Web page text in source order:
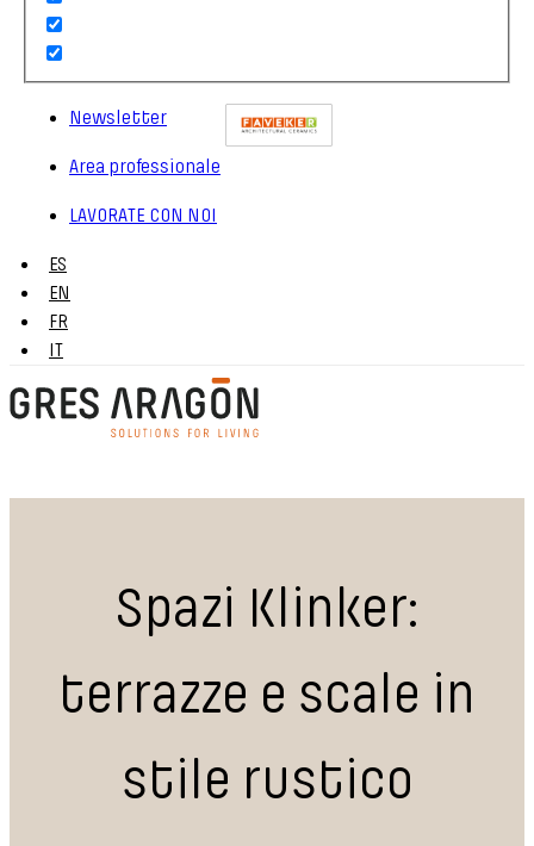
Newsletter
Area professionale
LAVORATE CON NOI
ES
EN
FR
IT
Spazi Klinker:
terrazze e scale in
stile rustico